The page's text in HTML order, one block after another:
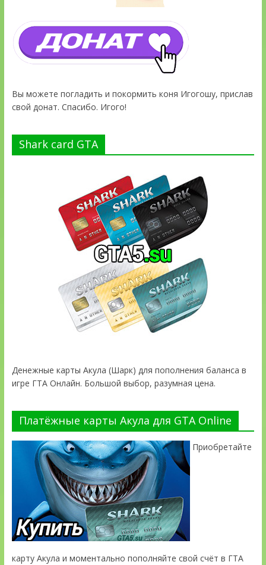
Вы можете погладить и покормить коня Игогошу, прислав
свой донат. Спасибо. Игого!
Shark card GTA
Денежные карты Акула (Шарк) для пополнения баланса в
игре ГТА Онлайн. Большой выбор, разумная цена.
Платёжные карты Акула для GTA Online
Приобретайте
карту Акула и моментально пополняйте свой счёт в ГТА